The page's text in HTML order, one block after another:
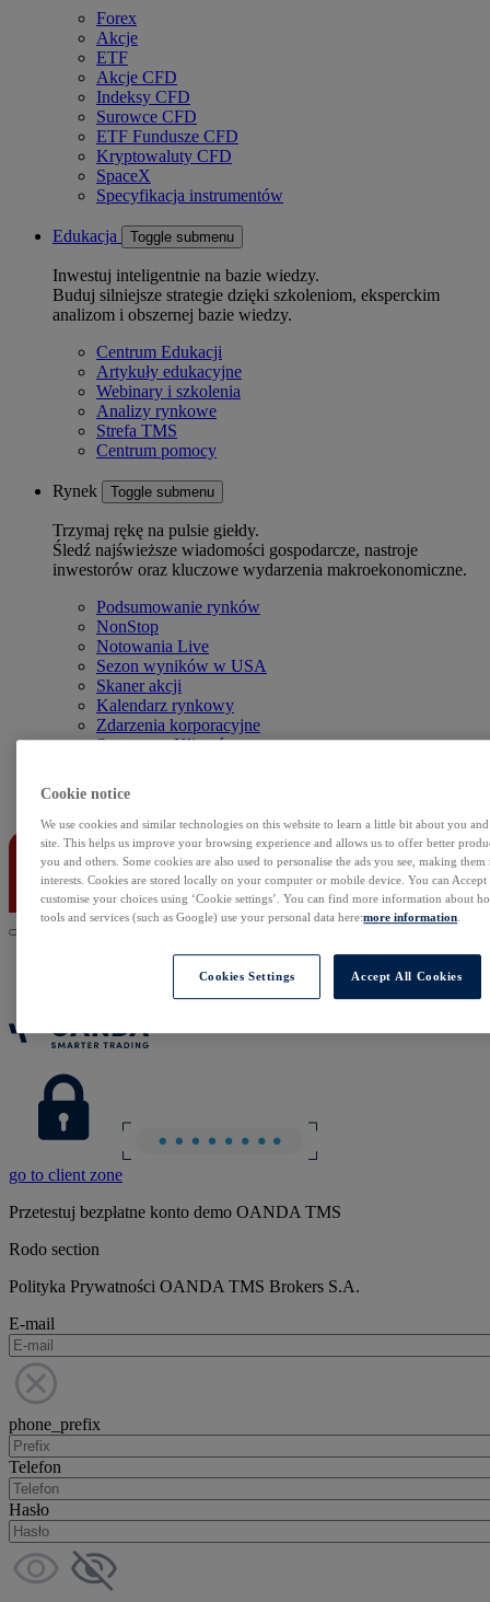
Forex
Akcje
ETF
Akcje CFD
Indeksy CFD
Surowce CFD
ETF Fundusze CFD
Kryptowaluty CFD
SpaceX
Specyfikacja instrumentów
Edukacja Toggle submenu
Inwestuj inteligentnie na bazie wiedzy.
Buduj silniejsze strategie dzięki szkoleniom, eksperckim
analizom i obszernej bazie wiedzy.
Centrum Edukacji
Artykuły edukacyjne
Webinary i szkolenia
Analizy rynkowe
Strefa TMS
Centrum pomocy
Rynek Toggle submenu
Trzymaj rękę na pulsie giełdy.
Śledź najświeższe wiadomości gospodarcze, nastroje
inwestorów oraz kluczowe wydarzenia makroekonomiczne.
Podsumowanie rynków
NonStop
Notowania Live
Sezon wyników w USA
Skaner akcji
Kalendarz rynkowy
Zdarzenia korporacyjne
Sentyment Klientów
Kontakt
go to client zone
Przetestuj bezpłatne konto demo OANDA TMS
Rodo section
Polityka Prywatności OANDA TMS Brokers S.A.
E-mail
phone_prefix
Telefon
Hasło
Cookie notice
We use cookies and similar technologies on this website to learn a little bit about you
site. This helps us improve your browsing experience and allows us to offer better
you and others. Some cookies are also used to personalise the ads you see, making
interests. Cookies are stored locally on your computer or mobile device. You can
customise your choices using ‘Cookie settings’. You can find more information about
tools and services (such as Google) use your personal data here:more information
Cookies Settings Accept All Cookies